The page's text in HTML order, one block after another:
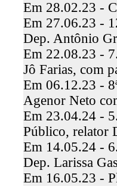
Em 28.02.23 -
Em 27.06.23 -
Dep. Antônio
Em 22.08.23 -
Jô Farias, com
Em 06.12.23 -
Agenor Neto
Em 23.04.24 -
Público, relator
Em 14.05.24 -
Dep. Larissa
Em 16.05.23 -